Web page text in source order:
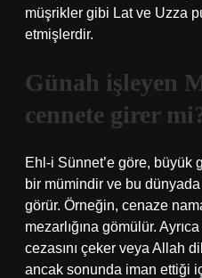
müşrikler gibi Lat ve Uzza
etmişlerdir.
Günah işleyen
cennete girer
Ehl-i Sünnet’e göre,
bir mümindir ve bu
görür. Örneğin, cenaze
mezarlığına gömülür.
cezasını çeker veya Allah
ancak sonunda iman ettiği